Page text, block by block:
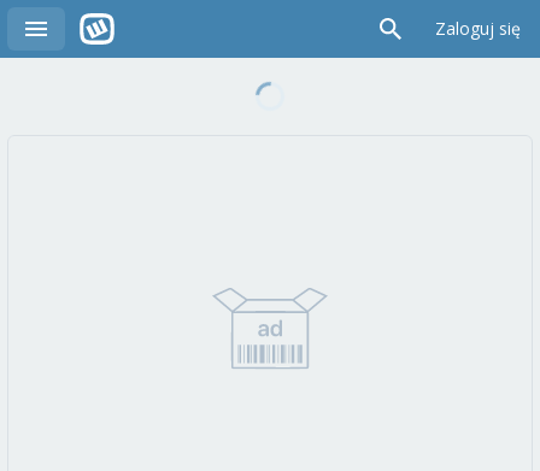
Zaloguj się